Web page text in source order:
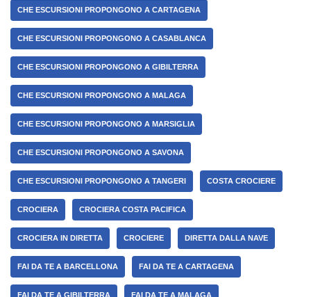
CHE ESCURSIONI PROPONGONO A CARTAGENA
CHE ESCURSIONI PROPONGONO A CASABLANCA
CHE ESCURSIONI PROPONGONO A GIBILTERRA
CHE ESCURSIONI PROPONGONO A MALAGA
CHE ESCURSIONI PROPONGONO A MARSIGLIA
CHE ESCURSIONI PROPONGONO A SAVONA
CHE ESCURSIONI PROPONGONO A TANGERI COSTA CROCIERE
CROCIERA CROCIERA COSTA PACIFICA
CROCIERA IN DIRETTA CROCIERE DIRETTA DALLA NAVE
FAI DA TE A BARCELLONA FAI DA TE A CARTAGENA
FAI DA TE A GIBILTERRA FAI DA TE A MALAGA